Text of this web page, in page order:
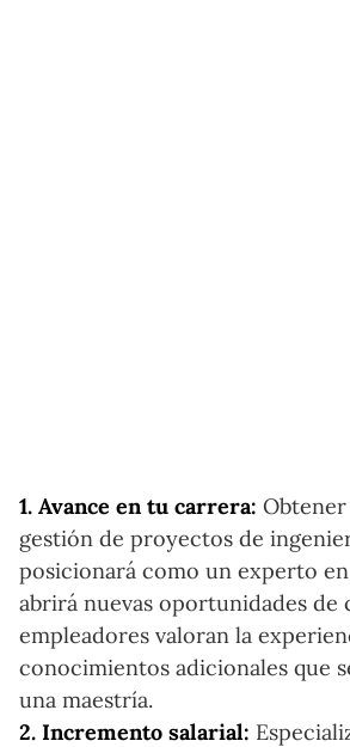
1. Avance en tu carrera:
gestión de proyectos de
posicionará como un experto
abrirá nuevas oportunidades de
empleadores valoran la
conocimientos adicionales que
una maestría.
2. Incremento salarial: